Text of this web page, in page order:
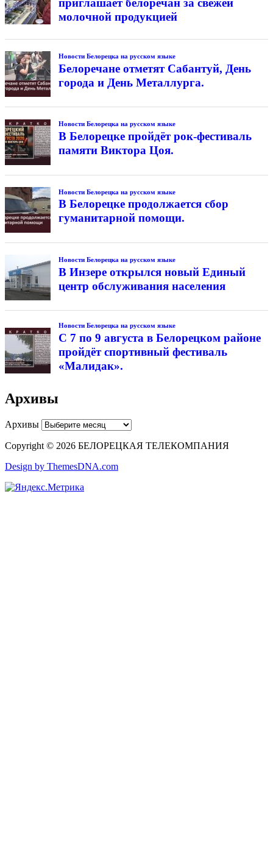
молочной продукцией
Новости Белорецка на русском языке
Белоречане отметят Сабантуй, День
города и День Металлурга.
Новости Белорецка на русском языке
В Белорецке пройдёт рок-фестиваль
памяти Виктора Цоя.
Новости Белорецка на русском языке
В Белорецке продолжается сбор
гуманитарной помощи.
Новости Белорецка на русском языке
В Инзере открылся новый Единый
центр обслуживания населения
Новости Белорецка на русском языке
С 7 по 9 августа в Белорецком районе
пройдёт спортивный фестиваль
«Малидак».
Архивы
Архивы
Copyright © 2026 БЕЛОРЕЦКАЯ ТЕЛЕКОМПАНИЯ
Design by ThemesDNA.com